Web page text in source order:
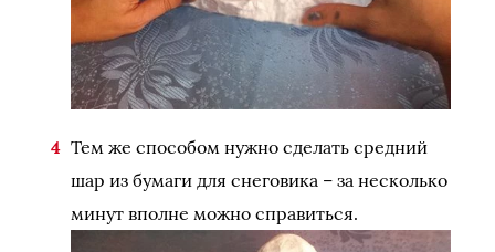
Тем же способом нужно сделать средний
шар из бумаги для снеговика – за несколько
минут вполне можно справиться.